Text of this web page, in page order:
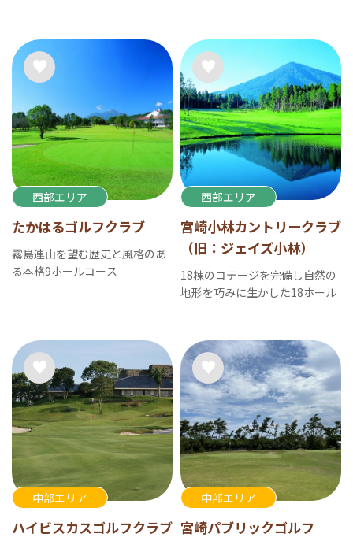
西部エリア
たかはるゴルフクラブ
霧島連山を望む歴史と風格のあ
る本格9ホールコース
西部エリア
宮崎小林カントリークラブ
（旧：ジェイズ小林）
18棟のコテージを完備し自然の
地形を巧みに生かした18ホール
中部エリア
ハイビスカスゴルフクラブ
中部エリア
宮崎パブリックゴルフ